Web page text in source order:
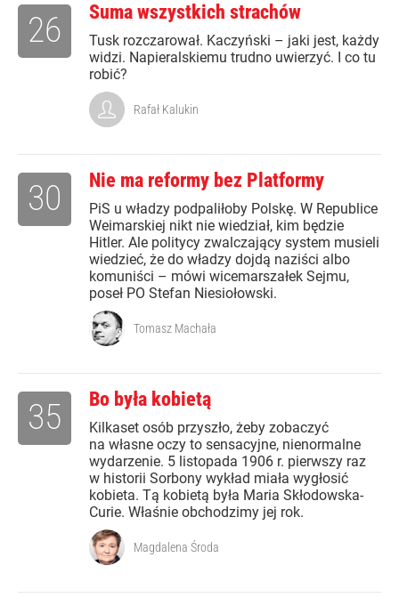
Suma wszystkich strachów
Tusk rozczarował. Kaczyński – jaki jest, każdy
widzi. Napieralskiemu trudno uwierzyć. I co tu
robić?
26
Rafał Kalukin
Nie ma reformy bez Platformy
PiS u władzy podpaliłoby Polskę. W Republice
Weimarskiej nikt nie wiedział, kim będzie
Hitler. Ale politycy zwalczający system musieli
wiedzieć, że do władzy dojdą naziści albo
komuniści – mówi wicemarszałek Sejmu,
poseł PO Stefan Niesiołowski.
30
Tomasz Machała
Bo była kobietą
Kilkaset osób przyszło, żeby zobaczyć
na własne oczy to sensacyjne, nienormalne
wydarzenie. 5 listopada 1906 r. pierwszy raz
w historii Sorbony wykład miała wygłosić
kobieta. Tą kobietą była Maria Skłodowska-
Curie. Właśnie obchodzimy jej rok.
35
Magdalena Środa